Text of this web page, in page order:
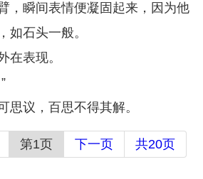
，瞬间表情便凝固起来，因为他
如石头一般。
在表现。
思议，百思不得其解。
第1页 下一页 共20页